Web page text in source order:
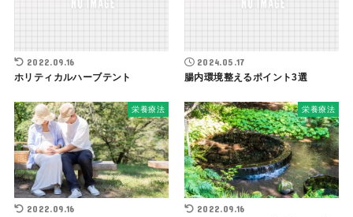
2022.09.16
ホリティカルハーブテント
2024.05.17
腸内環境整えるポイント3選
栄養療法
2022.09.16
栄養療法
2022.09.16